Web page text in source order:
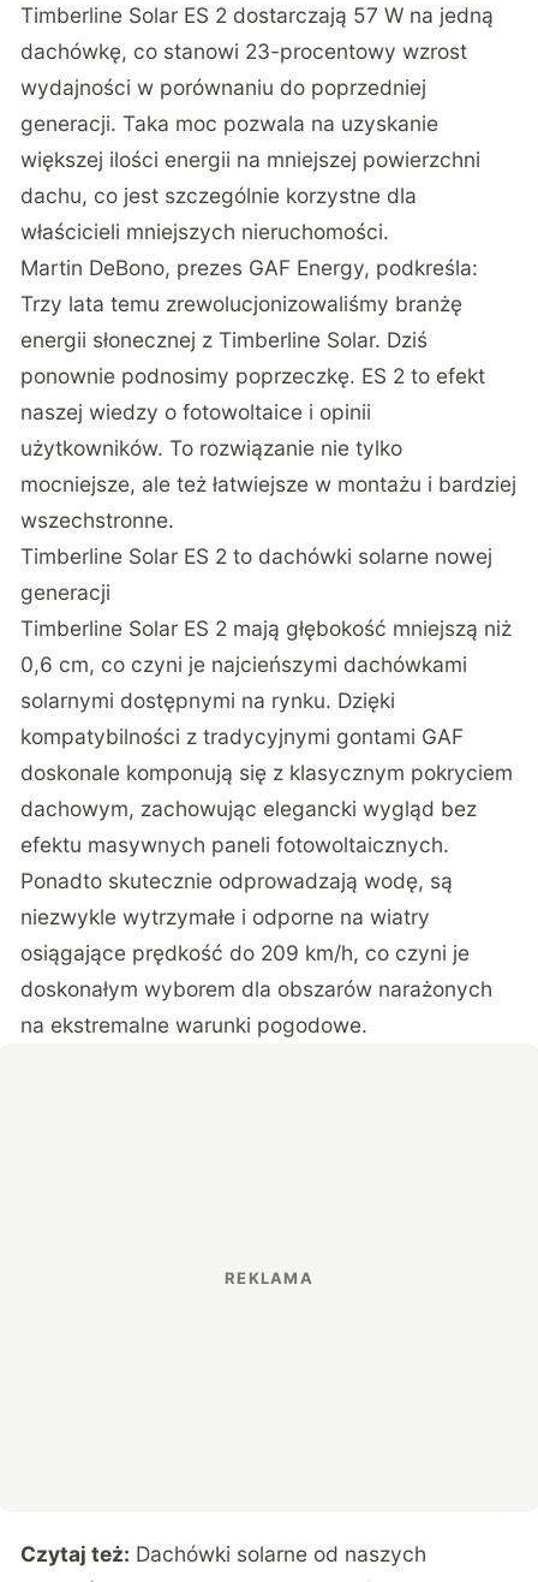
Timberline Solar ES 2 dostarczają 57 W na jedną
dachówkę, co stanowi 23-procentowy wzrost
wydajności w porównaniu do poprzedniej
generacji. Taka moc pozwala na uzyskanie
większej ilości energii na mniejszej powierzchni
dachu, co jest szczególnie korzystne dla
właścicieli mniejszych nieruchomości.
Martin DeBono, prezes GAF Energy, podkreśla:
Trzy lata temu zrewolucjonizowaliśmy branżę
energii słonecznej z Timberline Solar. Dziś
ponownie podnosimy poprzeczkę. ES 2 to efekt
naszej wiedzy o fotowoltaice i opinii
użytkowników. To rozwiązanie nie tylko
mocniejsze, ale też łatwiejsze w montażu i bardziej
wszechstronne.
Timberline Solar ES 2 to dachówki solarne nowej
generacji
Timberline Solar ES 2 mają głębokość mniejszą niż
0,6 cm, co czyni je najcieńszymi dachówkami
solarnymi dostępnymi na rynku. Dzięki
kompatybilności z tradycyjnymi gontami GAF
doskonale komponują się z klasycznym pokryciem
dachowym, zachowując elegancki wygląd bez
efektu masywnych paneli fotowoltaicznych.
Ponadto skutecznie odprowadzają wodę, są
niezwykle wytrzymałe i odporne na wiatry
osiągające prędkość do 209 km/h, co czyni je
doskonałym wyborem dla obszarów narażonych
na ekstremalne warunki pogodowe.
Czytaj też: Dachówki solarne od naszych